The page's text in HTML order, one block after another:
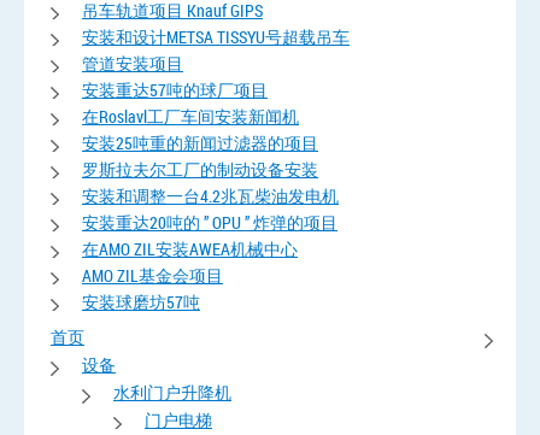
吊车轨道项目 Knauf GIPS
安装和设计METSA TISSYU号超载吊车
管道安装项目
安装重达57吨的球厂项目
在Roslavl工厂车间安装新闻机
安装25吨重的新闻过滤器的项目
罗斯拉夫尔工厂的制动设备安装
安装和调整一台4.2兆瓦柴油发电机
安装重达20吨的 ” OPU ” 炸弹的项目
在AMO ZIL安装AWEA机械中心
AMO ZIL基金会项目
安装球磨坊57吨
首页
设备
水利门户升降机
门户电梯